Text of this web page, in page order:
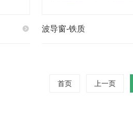
波导窗-铁质
首页 上一页